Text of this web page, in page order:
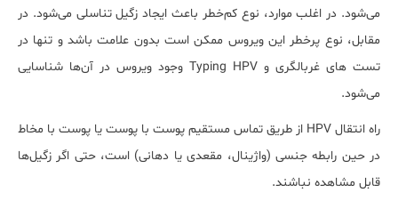
می‌شود. در اغلب موارد، نوع کم‌خطر باعث ایجاد زگیل تناسلی می‌شود. در
مقابل، نوع پرخطر این ویروس ممکن است بدون علامت باشد و تنها در
تست‌ های غربالگری و Typing HPV وجود ویروس در آن‌ها شناسایی
می‌شود.
راه انتقال HPV از طریق تماس مستقیم پوست با پوست یا پوست با مخاط
در حین رابطه جنسی (واژینال، مقعدی یا دهانی) است، حتی اگر زگیل‌ها
قابل مشاهده نباشند.